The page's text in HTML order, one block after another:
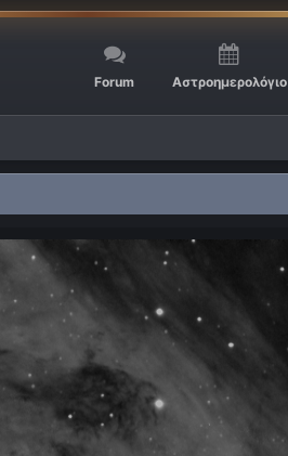
Forum Αστροημερολόγιο